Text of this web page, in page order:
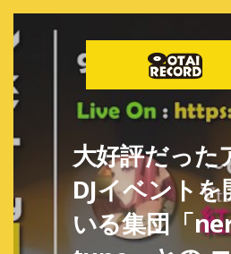
大好評だった
DJイベントを
いる集団「